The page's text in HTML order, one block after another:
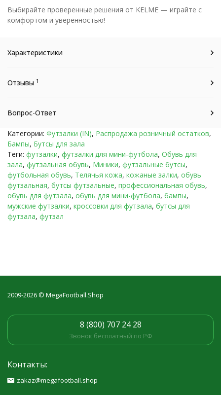
Выбирайте проверенные решения от KELME — играйте с
комфортом и уверенностью!
Характеристики
Отзывы 1
Вопрос-Ответ
Категории: Футзалки (IN), Распродажа розничный остатков,
Бампы, Бутсы для зала
Теги: футзалки, футзалки для мини-футбола, Обувь для
зала, футзальная обувь, Миники, футзальные бутсы,
футбольная обувь, Телячья кожа, кожаные залки, обувь
футзальная, бутсы футзальные, профессиональная обувь,
обувь для футзала, обувь для мини-футбола, бампы,
мужские футзалки, кроссовки для футзала, бутсы для
футзала, футзал
2009-2026 © MegaFootball.Shop
8 (800) 707 24 28
Звонок бесплатный по РФ
Контакты:
zakaz@megafootball.shop